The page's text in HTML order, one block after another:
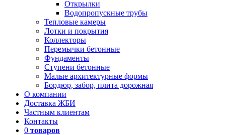
Открылки
Водопропускные трубы
Тепловые камеры
Лотки и покрытия
Коллекторы
Перемычки бетонные
Фундаменты
Ступени бетонные
Малые архитектурные формы
Бордюр, забор, плита дорожная
О компании
Доставка ЖБИ
Частным клиентам
Контакты
0 товаров